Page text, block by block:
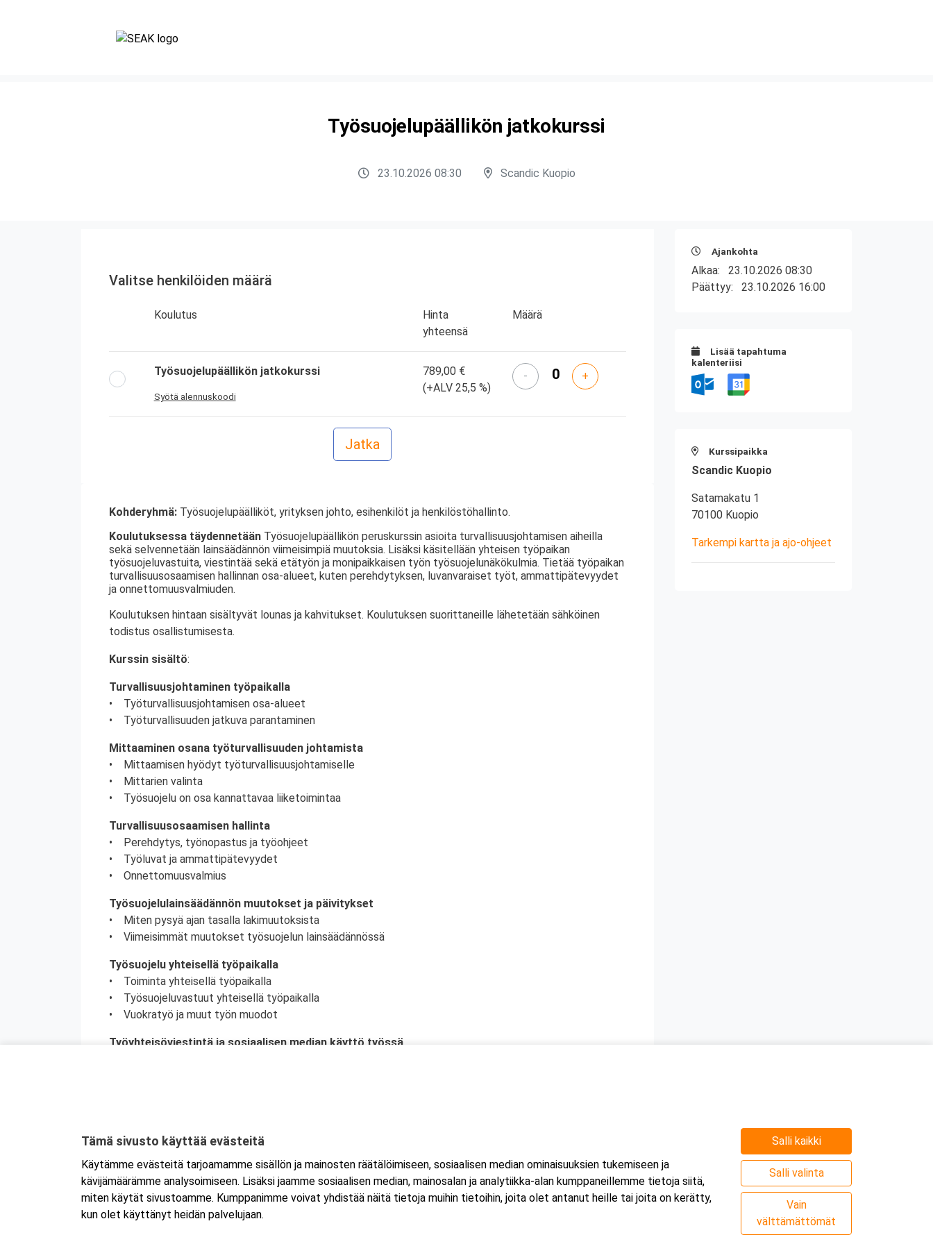
Työsuojelupäällikön jatkokurssi
23.10.2026 08:30 Scandic Kuopio
Valitse henkilöiden määrä
Koulutus
Hinta
yhteensä
Määrä
Työsuojelupäällikön jatkokurssi
Syötä alennuskoodi
789,00 €
(+ALV 25,5 %)
- +
Kohderyhmä: Työsuojelupäälliköt, yrityksen johto, esihenkilöt ja henkilöstöhallinto.
Koulutuksessa täydennetään Työsuojelupäällikön peruskurssin asioita turvallisuusjohtamisen aiheilla
sekä selvennetään lainsäädännön viimeisimpiä muutoksia. Lisäksi käsitellään yhteisen työpaikan
työsuojeluvastuita, viestintää sekä etätyön ja monipaikkaisen työn työsuojelunäkökulmia. Tietää työpaikan
turvallisuusosaamisen hallinnan osa-alueet, kuten perehdytyksen, luvanvaraiset työt, ammattipätevyydet
ja onnettomuusvalmiuden.
Koulutuksen hintaan sisältyvät lounas ja kahvitukset. Koulutuksen suorittaneille lähetetään sähköinen
todistus osallistumisesta.
Kurssin sisältö:
Turvallisuusjohtaminen työpaikalla
• Työturvallisuusjohtamisen osa-alueet
• Työturvallisuuden jatkuva parantaminen
Mittaaminen osana työturvallisuuden johtamista
• Mittaamisen hyödyt työturvallisuusjohtamiselle
• Mittarien valinta
• Työsuojelu on osa kannattavaa liiketoimintaa
Turvallisuusosaamisen hallinta
• Perehdytys, työnopastus ja työohjeet
• Työluvat ja ammattipätevyydet
• Onnettomuusvalmius
Työsuojelulainsäädännön muutokset ja päivitykset
• Miten pysyä ajan tasalla lakimuutoksista
• Viimeisimmät muutokset työsuojelun lainsäädännössä
Työsuojelu yhteisellä työpaikalla
• Toiminta yhteisellä työpaikalla
• Työsuojeluvastuut yhteisellä työpaikalla
• Vuokratyö ja muut työn muodot
Työyhteisöviestintä ja sosiaalisen median käyttö työssä
Työsuojelu etätyössä ja mobiilityössä
• Mobiilin työn vaatimat kompetenssit
• Eri toimijoiden tehtävät ja vastuut etä- ja mobiilityössä
Ajankohta
Alkaa: 23.10.2026 08:30
Päättyy: 23.10.2026 16:00
Lisää tapahtuma
kalenteriisi
Kurssipaikka
Scandic Kuopio
Satamakatu 1
70100 Kuopio
Tarkempi kartta ja ajo-ohjeet
Tämä sivusto käyttää evästeitä
Käytämme evästeitä tarjoamamme sisällön ja mainosten räätälöimiseen, sosiaalisen median ominaisuuksien tukemiseen ja
kävijämäärämme analysoimiseen. Lisäksi jaamme sosiaalisen median, mainosalan ja analytiikka-alan kumppaneillemme tietoja siitä,
miten käytät sivustoamme. Kumppanimme voivat yhdistää näitä tietoja muihin tietoihin, joita olet antanut heille tai joita on kerätty,
kun olet käyttänyt heidän palvelujaan.
Salli kaikki
Salli valinta
Vain
välttämättömät